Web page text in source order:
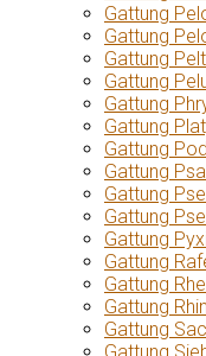
Gattung
Gattung
Gattung
Gattung
Gattung
Gattung
Gattung
Gattung
Gattung
Gattung
Gattung
Gattung
Gattung
Gattung
Gattung